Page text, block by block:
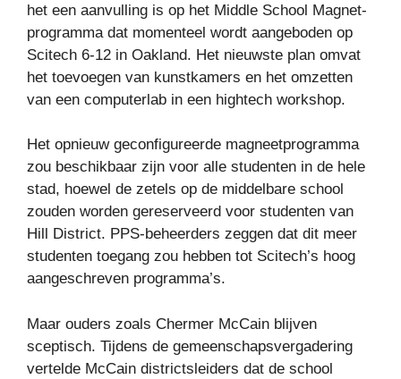
het een aanvulling is op het Middle School Magnet-
programma dat momenteel wordt aangeboden op
Scitech 6-12 in Oakland. Het nieuwste plan omvat
het toevoegen van kunstkamers en het omzetten
van een computerlab in een hightech workshop.
Het opnieuw geconfigureerde magneetprogramma
zou beschikbaar zijn voor alle studenten in de hele
stad, hoewel de zetels op de middelbare school
zouden worden gereserveerd voor studenten van
Hill District. PPS-beheerders zeggen dat dit meer
studenten toegang zou hebben tot Scitech’s hoog
aangeschreven programma’s.
Maar ouders zoals Chermer McCain blijven
sceptisch. Tijdens de gemeenschapsvergadering
vertelde McCain districtsleiders dat de school